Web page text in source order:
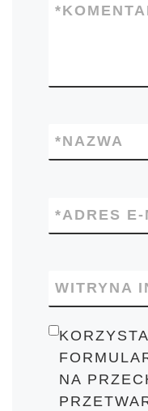
*
NAZWA
*
ADRES
*
WITRYNA
NA